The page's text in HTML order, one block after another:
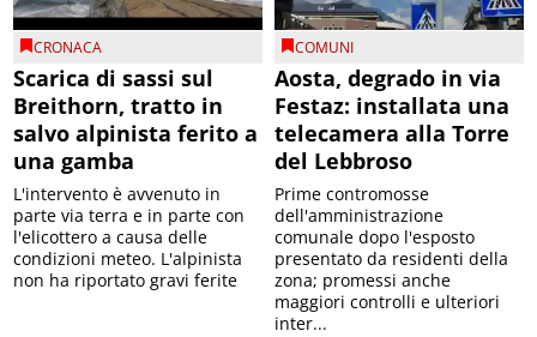
CRONACA
Scarica di sassi sul
Breithorn, tratto in
salvo alpinista ferito a
una gamba
L'intervento è avvenuto in
parte via terra e in parte con
l'elicottero a causa delle
condizioni meteo. L'alpinista
non ha riportato gravi ferite
COMUNI
Aosta, degrado in via
Festaz: installata una
telecamera alla Torre
del Lebbroso
Prime contromosse
dell'amministrazione
comunale dopo l'esposto
presentato da residenti della
zona; promessi anche
maggiori controlli e ulteriori
inter...